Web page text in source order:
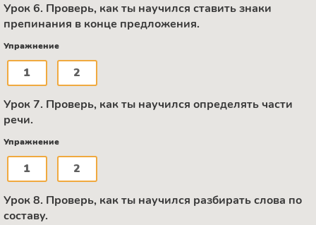
Урок 6. Проверь, как ты научился ставить знаки
препинания в конце предложения.
Упражнение
1 2
Урок 7. Проверь, как ты научился определять части
речи.
Упражнение
1 2
Урок 8. Проверь, как ты научился разбирать слова по
составу.